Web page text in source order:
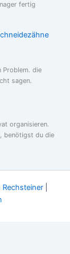
fertig
Problem. die
sagen.
organisieren.
benötigst du die
Rechsteiner|